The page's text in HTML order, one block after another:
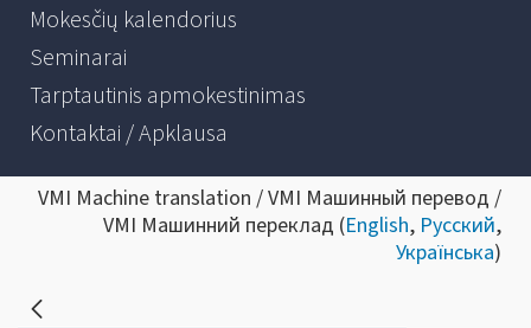
Mokesčių kalendorius
Seminarai
Tarptautinis apmokestinimas
Kontaktai / Apklausa
VMI Machine translation / VMI Машинный перевод /
VMI Машинний переклад (English, Русский,
Українська)